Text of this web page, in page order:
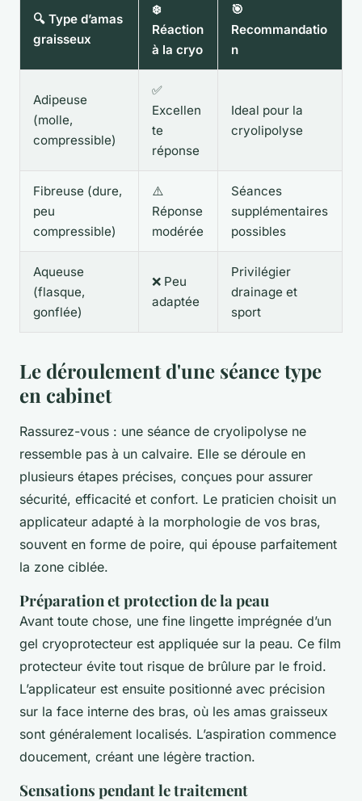
🔍 Type d’amas
graisseux
❄️
Réaction
à la cryo
🎯
Recommandatio
n
Adipeuse
(molle,
compressible)
✅
Excellen
te
réponse
Ideal pour la
cryolipolyse
Fibreuse (dure,
peu
compressible)
⚠️
Réponse
modérée
Séances
supplémentaires
possibles
Aqueuse
(flasque,
gonflée)
❌ Peu
adaptée
Privilégier
drainage et
sport
Le déroulement d'une séance type
en cabinet
Rassurez-vous : une séance de cryolipolyse ne
ressemble pas à un calvaire. Elle se déroule en
plusieurs étapes précises, conçues pour assurer
sécurité, efficacité et confort. Le praticien choisit un
applicateur adapté à la morphologie de vos bras,
souvent en forme de poire, qui épouse parfaitement
la zone ciblée.
Préparation et protection de la peau
Avant toute chose, une fine lingette imprégnée d’un
gel cryoprotecteur est appliquée sur la peau. Ce film
protecteur évite tout risque de brûlure par le froid.
L’applicateur est ensuite positionné avec précision
sur la face interne des bras, où les amas graisseux
sont généralement localisés. L’aspiration commence
doucement, créant une légère traction.
Sensations pendant le traitement